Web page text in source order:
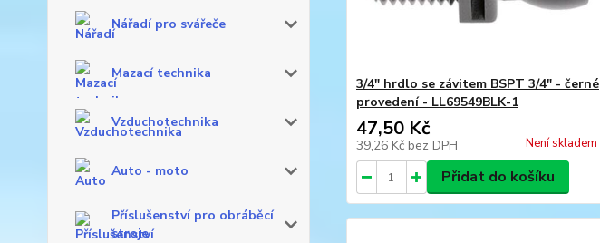
Nářadí pro svářeče
Mazací technika
Vzduchotechnika
Auto - moto
Příslušenství pro obráběcí
stroje
3/4" hrdlo se závitem BSPT 3/4" - černé
provedení - LL69549BLK-1
47,50 Kč
39,26 Kč bez DPH Není skladem
Přidat do košíku